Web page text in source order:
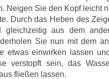
Neigen Sie den Kopf leicht
Durch das Heben des
gleichzeitig aus dem
Sie nun mit dem
etwas einwirken lassen
verstopft sein, das
fließen lassen.